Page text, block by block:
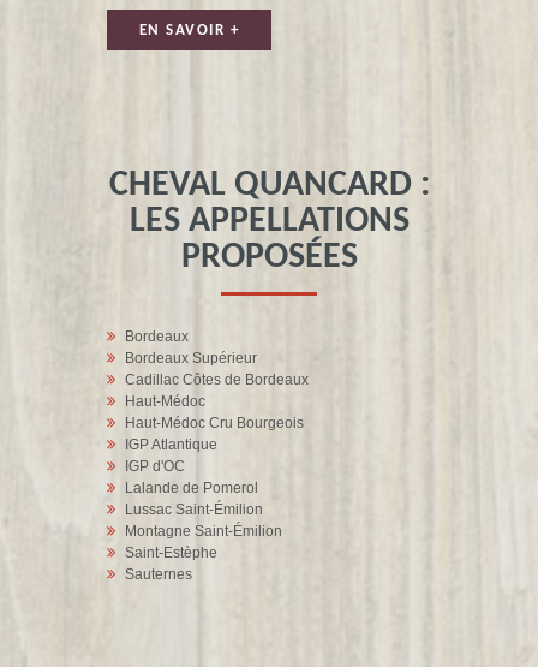
EN SAVOIR +
CHEVAL QUANCARD :
LES APPELLATIONS
PROPOSÉES
Bordeaux
Bordeaux Supérieur
Cadillac Côtes de Bordeaux
Haut-Médoc
Haut-Médoc Cru Bourgeois
IGP Atlantique
IGP d'OC
Lalande de Pomerol
Lussac Saint-Émilion
Montagne Saint-Émilion
Saint-Estèphe
Sauternes